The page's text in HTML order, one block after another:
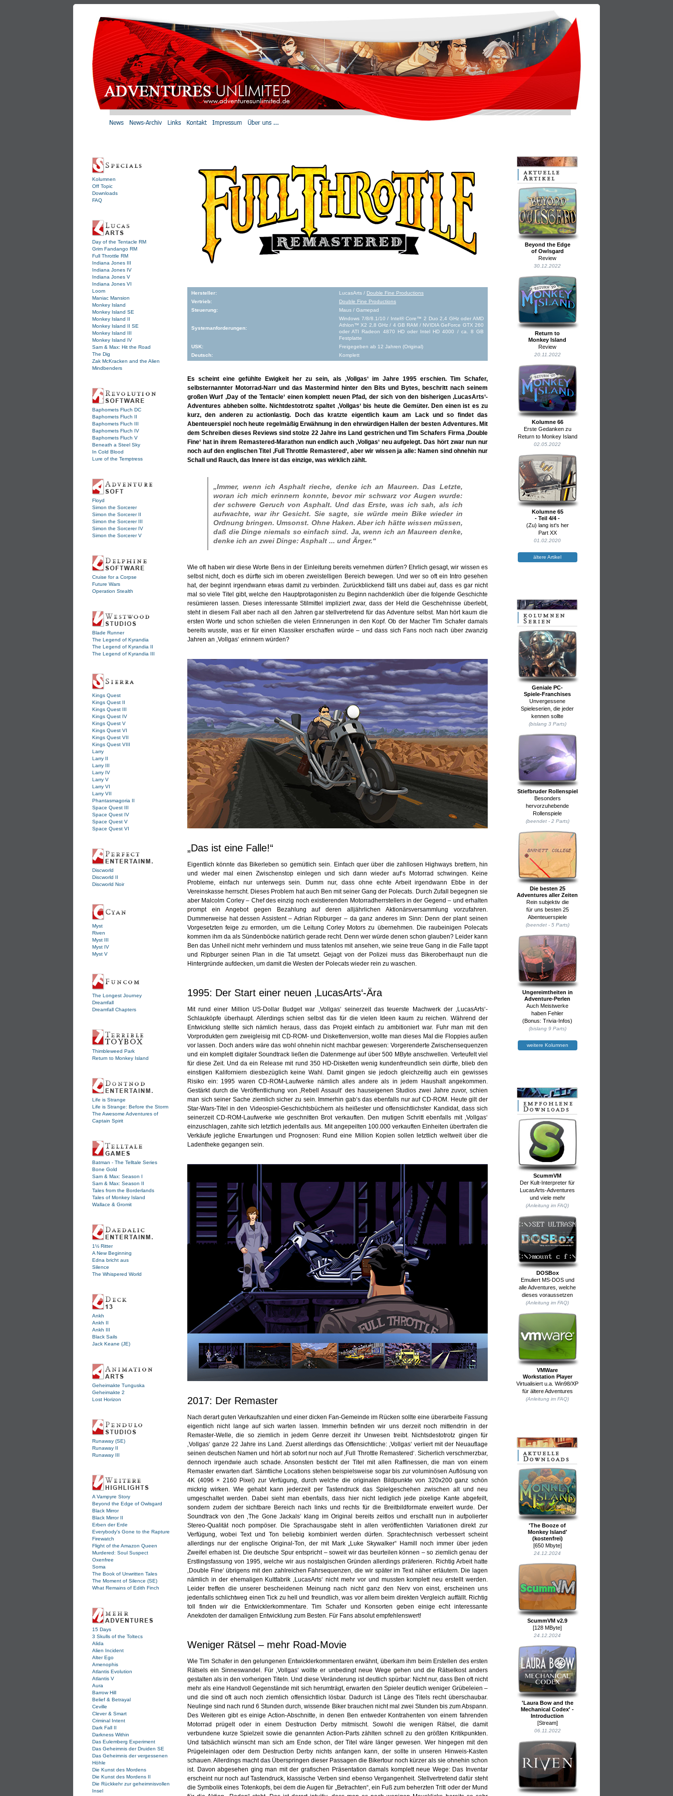
Kolumnen
Off Topic
Downloads
FAQ
Day of the Tentacle RM
Grim Fandango RM
Full Throttle RM
Indiana Jones III
Indiana Jones IV
Indiana Jones V
Indiana Jones VI
Loom
Maniac Mansion
Monkey Island
Monkey Island SE
Monkey Island II
Monkey Island II SE
Monkey Island III
Monkey Island IV
Sam & Max: Hit the Road
The Dig
Zak McKracken and the Alien
Mindbenders
Baphomets Fluch DC
Baphomets Fluch II
Baphomets Fluch III
Baphomets Fluch IV
Baphomets Fluch V
Beneath a Steel Sky
In Cold Blood
Lure of the Temptress
Floyd
Simon the Sorcerer
Simon the Sorcerer II
Simon the Sorcerer III
Simon the Sorcerer IV
Simon the Sorcerer V
Cruise for a Corpse
Future Wars
Operation Stealth
Blade Runner
The Legend of Kyrandia
The Legend of Kyrandia II
The Legend of Kyrandia III
Kings Quest
Kings Quest II
Kings Quest III
Kings Quest IV
Kings Quest V
Kings Quest VI
Kings Quest VII
Kings Quest VIII
Larry
Larry II
Larry III
Larry IV
Larry V
Larry VI
Larry VII
Phantasmagoria II
Space Quest III
Space Quest IV
Space Quest V
Space Quest VI
Discworld
Discworld II
Discworld Noir
Myst
Riven
Myst III
Myst IV
Myst V
The Longest Journey
Dreamfall
Dreamfall Chapters
Thimbleweed Park
Return to Monkey Island
Life is Strange
Life is Strange: Before the Storm
The Awesome Adventures of
Captain Spirit
Batman - The Telltale Series
Bone Gold
Sam & Max: Season I
Sam & Max: Season II
Tales from the Borderlands
Tales of Monkey Island
Wallace & Gromit
1½ Ritter
A New Beginning
Edna bricht aus
Silence
The Whispered World
Ankh
Ankh II
Ankh III
Black Sails
Jack Keane (JE)
Geheimakte Tunguska
Geheimakte 2
Lost Horizon
Runaway (SE)
Runaway II
Runaway III
A Vampyre Story
Beyond the Edge of Owlsgard
Black Mirror
Black Mirror II
Erben der Erde
Everybody's Gone to the Rapture
Firewatch
Flight of the Amazon Queen
Murdered: Soul Suspect
Oxenfree
Soma
The Book of Unwritten Tales
The Moment of Silence (SE)
What Remains of Edith Finch
15 Days
3 Skulls of the Toltecs
Alida
Alien Incident
Alter Ego
Amenophis
Atlantis Evolution
Atlantis V
Aura
Barrow Hill
Belief & Betrayal
Ceville
Clever & Smart
Criminal Intent
Dark Fall II
Darkness Within
Das Eulemberg Experiment
Das Geheimnis der Druiden SE
Das Geheimnis der vergessenen
Höhle
Die Kunst des Mordens
Die Kunst des Mordens II
Die Rückkehr zur geheimnisvollen
Insel
Hersteller: LucasArts / Double Fine Productions
Vertrieb:
Double Fine Productions
Steuerung:
Maus / Gamepad
Systemanforderungen:
Windows 7/8/8.1/10 / Intel® Core™ 2 Duo 2,4 GHz oder AMD
Athlon™ X2 2,8 GHz / 4 GB RAM / NVIDIA GeForce GTX 260
oder ATI Radeon 4870 HD oder Intel HD 4000 / ca. 8 GB
Festplatte
USK:
Freigegeben ab 12 Jahren (Original)
Deutsch:
Komplett
Es scheint eine gefühlte Ewigkeit her zu sein, als ‚Vollgas‘ im Jahre 1995 erschien. Tim Schafer,
selbsternannter Motorrad-Narr und das Mastermind hinter den Bits und Bytes, beschritt nach seinem
großen Wurf ‚Day of the Tentacle‘ einen komplett neuen Pfad, der sich von den bisherigen ‚LucasArts‘-
Adventures abheben sollte. Nichtdestotrotz spaltet ‚Vollgas‘ bis heute die Gemüter. Den einen ist es zu
kurz, den anderen zu actionlastig. Doch das kratzte eigentlich kaum am Lack und so findet das
Abenteuerspiel noch heute regelmäßig Erwähnung in den ehrwürdigen Hallen der besten Adventures. Mit
dem Schreiben dieses Reviews sind stolze 22 Jahre ins Land gestrichen und Tim Schafers Firma ‚Double
Fine‘ hat in ihrem Remastered-Marathon nun endlich auch ‚Vollgas‘ neu aufgelegt. Das hört zwar nun nur
noch auf den englischen Titel ‚Full Throttle Remastered‘, aber wir wissen ja alle: Namen sind ohnehin nur
Schall und Rauch, das Innere ist das einzige, was wirklich zählt.
„Immer, wenn ich Asphalt rieche, denke ich an Maureen. Das Letzte,
woran ich mich erinnern konnte, bevor mir schwarz vor Augen wurde:
der schwere Geruch von Asphalt. Und das Erste, was ich sah, als ich
aufwachte, war ihr Gesicht. Sie sagte, sie würde mein Bike wieder in
Ordnung bringen. Umsonst. Ohne Haken. Aber ich hätte wissen müssen,
daß die Dinge niemals so einfach sind. Ja, wenn ich an Maureen denke,
denke ich an zwei Dinge: Asphalt ... und Ärger.“
Wie oft haben wir diese Worte Bens in der Einleitung bereits vernehmen dürfen? Ehrlich gesagt, wir wissen es
selbst nicht, doch es dürfte sich im oberen zweistelligen Bereich bewegen. Und wer so oft ein Intro gesehen
hat, der beginnt irgendwann etwas damit zu verbinden. Zurückblickend fällt uns dabei auf, dass es gar nicht
mal so viele Titel gibt, welche den Hauptprotagonisten zu Beginn nachdenklich über die folgende Geschichte
resümieren lassen. Dieses interessante Stilmittel impliziert zwar, dass der Held die Geschehnisse überlebt,
steht in diesem Fall aber nach all den Jahren gar stellvertretend für das Adventure selbst. Man hört kaum die
ersten Worte und schon schießen die vielen Erinnerungen in den Kopf. Ob der Macher Tim Schafer damals
bereits wusste, was er für einen Klassiker erschaffen würde – und dass sich Fans noch nach über zwanzig
Jahren an ‚Vollgas‘ erinnern würden?
„Das ist eine Falle!“
Eigentlich könnte das Bikerleben so gemütlich sein. Einfach quer über die zahllosen Highways brettern, hin
und wieder mal einen Zwischenstop einlegen und sich dann wieder auf‘s Motorrad schwingen. Keine
Probleme, einfach nur unterwegs sein. Dumm nur, dass ohne echte Arbeit irgendwann Ebbe in der
Vereinskasse herrscht. Dieses Problem hat auch Ben mit seiner Gang der Polecats. Durch Zufall begegnen sie
aber Malcolm Corley – Chef des einzig noch existierenden Motorradherrstellers in der Gegend – und erhalten
prompt ein Angebot gegen Bezahlung auf deren alljährlichen Aktionärsversammlung vorzufahren.
Dummerweise hat dessen Assistent – Adrian Ripburger – da ganz anderes im Sinn: Denn der plant seinen
Vorgesetzten feige zu ermorden, um die Leitung Corley Motors zu übernehmen. Die raubeinigen Polecats
kommen ihm da als Sündenböcke natürlich gerade recht. Denn wer würde denen schon glauben? Leider kann
Ben das Unheil nicht mehr verhindern und muss tatenlos mit ansehen, wie seine treue Gang in die Falle tappt
und Ripburger seinen Plan in die Tat umsetzt. Gejagt von der Polizei muss das Bikeroberhaupt nun die
Hintergründe aufdecken, um damit die Westen der Polecats wieder rein zu waschen.
1995: Der Start einer neuen ‚LucasArts‘-Ära
Mit rund einer Million US-Dollar Budget war ‚Vollgas‘ seinerzeit das teuerste Machwerk der ‚LucasArts‘-
Schlauköpfe überhaupt. Allerdings schien selbst das für die vielen Ideen kaum zu reichen. Während der
Entwicklung stellte sich nämlich heraus, dass das Projekt einfach zu ambitioniert war. Fuhr man mit den
Vorprodukten gern zweigleisig mit CD-ROM- und Diskettenversion, wollte man dieses Mal die Floppies außen
vor lassen. Doch anders wäre das wohl ohnehin nicht machbar gewesen: Vorgerenderte Zwischensequenzen
und ein komplett digitaler Soundtrack ließen die Datenmenge auf über 500 MByte anschwellen. Verteufelt viel
für diese Zeit. Und da ein Release mit rund 350 HD-Disketten wenig kundenfreundlich sein dürfte, blieb den
einstigen Kaliforniern diesbezüglich keine Wahl. Damit gingen sie jedoch gleichzeitig auch ein gewisses
Risiko ein: 1995 waren CD-ROM-Laufwerke nämlich alles andere als in jedem Haushalt angekommen.
Gestärkt durch die Veröffentlichung von ‚Rebell Assault‘ des hauseigenen Studios zwei Jahre zuvor, schien
man sich seiner Sache ziemlich sicher zu sein. Immerhin gab‘s das ebenfalls nur auf CD-ROM. Heute gilt der
Star-Wars-Titel in den Videospiel-Geschichtsbüchern als heißester und offensichtlichster Kandidat, dass sich
seinerzeit CD-ROM-Laufwerke wie geschnitten Brot verkauften. Den mutigen Schritt ebenfalls mit ‚Vollgas‘
einzuschlagen, zahlte sich letztlich jedenfalls aus. Mit angepeilten 100.000 verkauften Einheiten übertrafen die
Verkäufe jegliche Erwartungen und Prognosen: Rund eine Million Kopien sollen letztlich weltweit über die
Ladentheke gegangen sein.
2017: Der Remaster
Nach derart guten Verkaufszahlen und einer dicken Fan-Gemeinde im Rücken sollte eine überarbeite Fassung
eigentlich nicht lange auf sich warten lassen. Immerhin befinden wir uns derzeit noch mittendrin in der
Remaster-Welle, die so ziemlich in jedem Genre derzeit ihr Unwesen treibt. Nichtsdestotrotz gingen für
‚Vollgas‘ ganze 22 Jahre ins Land. Zuerst allerdings das Offensichtliche: ‚Vollgas‘ verliert mit der Neuauflage
seinen deutschen Namen und hört ab sofort nur noch auf ‚Full Throttle Remastered‘. Sicherlich verschmerzbar,
dennoch irgendwie auch schade. Ansonsten besticht der Titel mit allen Raffinessen, die man von einem
Remaster erwarten darf. Sämtliche Locations stehen beispielsweise sogar bis zur voluminösen Auflösung von
4K (4096 × 2160 Pixel) zur Verfügung, durch welche die originalen Bildpunkte von 320x200 ganz schön
mickrig wirken. Wie gehabt kann jederzeit per Tastendruck das Spielgeschehen zwischen alt und neu
umgeschaltet werden. Dabei sieht man ebenfalls, dass hier nicht lediglich jede pixelige Kante abgefeilt,
sondern zudem der sichtbare Bereich nach links und rechts für die Breitbildformate erweitert wurde. Der
Soundtrack von den ‚The Gone Jackals‘ klang im Original bereits zeitlos und erschallt nun in aufpolierter
Stereo-Qualität noch pompöser. Die Sprachausgabe steht in allen veröffentlichten Variationen direkt zur
Verfügung, wobei Text und Ton beliebig kombiniert werden dürfen. Sprachtechnisch verbessert scheint
allerdings nur der englische Original-Ton, der mit Mark „Luke Skywalker“ Hamill noch immer über jeden
Zweifel erhaben ist. Die deutsche Spur entspricht – soweit wir das beurteilen können – so ziemlich genau der
Erstlingsfassung von 1995, welche wir aus nostalgischen Gründen allerdings präferieren. Richtig Arbeit hatte
‚Double Fine‘ übrigens mit den zahlreichen Fahrsequenzen, die wir später im Text näher erläutern. Die lagen
nämlich in der ehemaligen Kultfabrik ‚LucasArts‘ nicht mehr vor und mussten komplett neu erstellt werden.
Leider treffen die unserer bescheidenen Meinung nach nicht ganz den Nerv von einst, erscheinen uns
jedenfalls schlichtweg einen Tick zu hell und freundlich, was vor allem beim direkten Vergleich auffällt. Richtig
toll finden wir die Entwicklerkommentare. Tim Schafer und Konsorten geben einige echt interessante
Anekdoten der damaligen Entwicklung zum Besten. Für Fans absolut empfehlenswert!
Weniger Rätsel – mehr Road-Movie
Wie Tim Schafer in den gelungenen Entwicklerkommentaren erwähnt, überkam ihm beim Erstellen des ersten
Rätsels ein Sinneswandel. Für ‚Vollgas‘ wollte er unbedingt neue Wege gehen und die Rätselkost anders
gestalten als in den vorherigen Titeln. Und diese Veränderung ist deutlich spürbar: Nicht nur, dass Ben oft nicht
mehr als eine Handvoll Gegenstände mit sich herumträgt, erwarten den Spieler deutlich weniger Grübeleien –
und die sind oft auch noch ziemlich offensichtlich lösbar. Dadurch ist Länge des Titels recht überschaubar.
Neulinge sind nach rund 6 Stunden durch, wissende Biker brauchen nicht mal zwei Stunden bis zum Abspann.
Des Weiteren gibt es einige Action-Abschnitte, in denen Ben entweder Kontrahenten von einem fahrenden
Motorrad prügelt oder in einem Destruction Derby mitmischt. Sowohl die wenigen Rätsel, die damit
verbundene kurze Spielzeit sowie die genannten Action-Parts zählten schnell zu den größten Kritikpunkten.
Und tatsächlich wünscht man sich am Ende schon, der Titel wäre länger gewesen. Wer hingegen mit den
Prügeleinlagen oder dem Destruction Derby nichts anfangen kann, der sollte in unseren Hinweis-Kasten
schauen. Allerdings macht das Überspringen dieser Passagen die Bikertour noch kürzer als sie ohnehin schon
ist. Davon abgesehen ging man mit der grafischen Präsentation damals komplett neue Wege: Das Inventar
erscheint nur noch auf Tastendruck, klassische Verben sind ebenso Vergangenheit. Stellvertretend dafür steht
die Symbolik eines Totenkopfs, bei dem die Augen für „Betrachten“, ein Fuß zum beherzten Tritt oder der Mund
Beyond the Edge
of Owlsgard
Review
30.12.2022
Return to
Monkey Island
Review
20.11.2022
Kolumne 66
Erste Gedanken zu
Return to Monkey Island
02.05.2022
Kolumne 65
- Teil 4/4 -
(Zu) lang ist's her
Part XX
01.02.2020
ältere Artikel
Geniale PC-
Spiele-Franchises
Unvergessene
Spieleserien, die jeder
kennen sollte
(bislang 3 Parts)
Stiefbruder Rollenspiel
Besonders
hervorzuhebende
Rollenspiele
(beendet - 2 Parts)
Die besten 25
Adventures aller Zeiten
Rein subjektiv die
für uns besten 25
Abenteuerspiele
(beendet - 5 Parts)
Ungereimtheiten in
Adventure-Perlen
Auch Meistwerke
haben Fehler
(Bonus: Trivia-Infos)
(bislang 9 Parts)
weitere Kolumnen
ScummVM
Der Kult-Interpreter für
LucasArts-Adventures
und viele mehr
(Anleitung im FAQ)
DOSBox
Emuliert MS-DOS und
alle Adventures, welche
dieses voraussetzen
(Anleitung im FAQ)
VMWare
Workstation Player
Virtualisiert u.a. Win98/XP
für ältere Adventures
(Anleitung im FAQ)
'The Booze of
Monkey Island'
(kostenfrei)
[650 Mbyte]
24.12.2024
ScummVM v2.9
[128 MByte]
24.12.2024
'Laura Bow and the
Mechanical Codex' -
Introduction
[Stream]
06.11.2022